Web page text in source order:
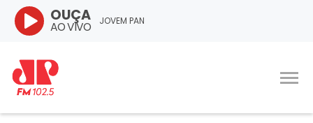
JOVEM PAN
OUÇA
AO VIVO